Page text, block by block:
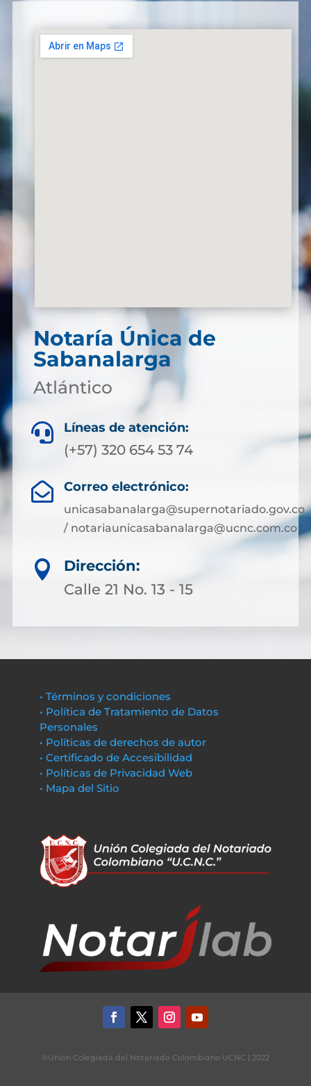
Notaría Única de
Sabanalarga
Atlántico
 Líneas de atención:
(+57) 320 654 53 74
 Correo electrónico:
unicasabanalarga@supernotariado.gov.co
/ notariaunicasabanalarga@ucnc.com.co

Dirección:
Calle 21 No. 13 - 15
• Términos y condiciones
• Política de Tratamiento de Datos
Personales
• Políticas de derechos de autor
• Certificado de Accesibilidad
• Políticas de Privacidad Web
• Mapa del Sitio
©Unión Colegiada del Notariado Colombiano UCNC | 2022